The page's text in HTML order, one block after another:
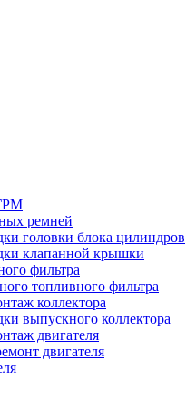
ремней
головки блока цилиндров
клапанной крышки
фильтра
топливного фильтра
коллектора
выпускного коллектора
двигателя
двигателя